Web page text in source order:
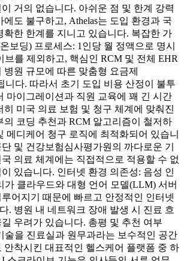
거의 없습니다. 아쉬운 점 및 한계 강력
도 불구하고, Athelas는 도입 환경과 국
확한 한계를 지니고 있습니다. 복잡한 가
보딩) 프로세스: 1인당 월 정액으로 명시
브를 제외하고, 핵심인 RCM 및 전체 EHR
원 규모에 따른 맞춤형 요금제
니다. 따라서 초기 도입 비용 산정이 불투
마이그레이션과 직원 교육에 꽤 긴 시간
히 미국 의료 보험 및 청구 체계에 맞춰진
의 코딩 추천과 RCM 알고리즘이 철저하
메디케어 청구 로직에 최적화되어 있습니
및 건강보험심사평가원의 까다로운 기
의료 체계에는 직접적으로 적용할 수 없
있습니다. 인터넷 환경 의존성: 음성 인
가 클라우드와 대형 언어 모델(LLM) 서버
어지기 때문에 빠르고 안정적인 인터넷
. 병원 내 네트워크 장애 발생 시 진료 흐
우려가 있습니다. 총평 및 추천 여부
술을 진료실과 원무과라는 보수적인 공간
안착시킨 대표적인 헬스케어 플랫폼 중 하